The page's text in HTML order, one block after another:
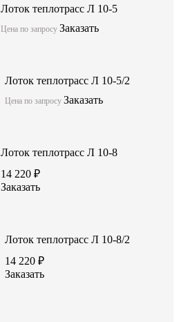
Лоток теплотрасс Л 10-5
Цена по запросу Заказать
Лоток теплотрасс Л 10-5/2
Цена по запросу Заказать
Лоток теплотрасс Л 10-8
14 220 ₽
Заказать
Лоток теплотрасс Л 10-8/2
14 220 ₽
Заказать